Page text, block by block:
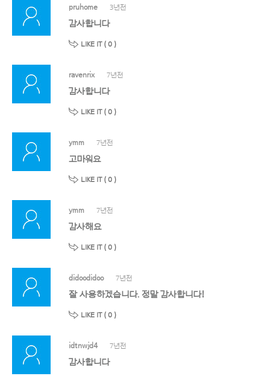
pruhome 3년전
감사합니다
LIKE IT ( 0 )
ravenrix 7년전
감사합니다
LIKE IT ( 0 )
ymm 7년전
고마워요
LIKE IT ( 0 )
ymm 7년전
감사해요
LIKE IT ( 0 )
didoodidoo 7년전
잘 사용하겠습니다. 정말 감사합니다!
LIKE IT ( 0 )
idtnwjd4 7년전
감사합니다